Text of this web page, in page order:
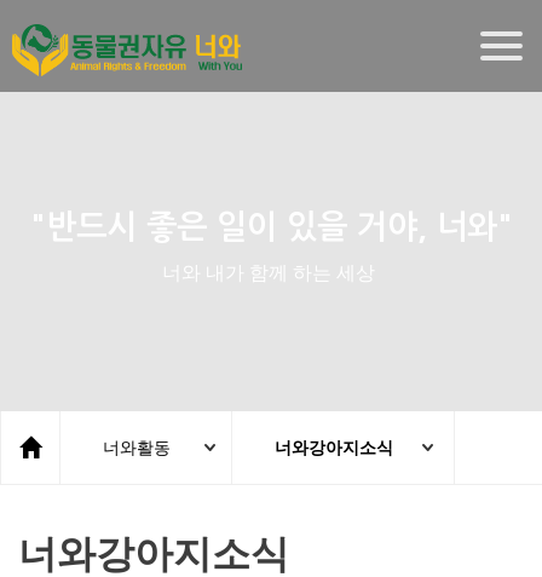
"반드시 좋은 일이 있을 거야, 너와"
너와 내가 함께 하는 세상
너와활동 너와강아지소식
너와강아지소식